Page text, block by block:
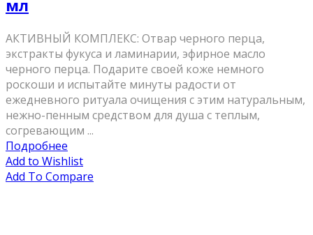
мл
AКТИВНЫЙ КОМПЛЕКС: Отвар черного перца,
экстракты фукуса и ламинарии, эфирное масло
черного перца. Подарите своей коже немного
роскоши и испытайте минуты радости от
ежедневного ритуала очищения с этим натуральным,
нежно-пенным средством для душа с теплым,
согревающим ...
Подробнее
Add to Wishlist
Add To Compare